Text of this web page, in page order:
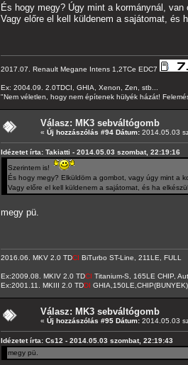
És hogy megy? Úgy mint a kormánynál,
Vagy előre el kell küldenem a sajátomat, és
2017.07. Renault Megane Intens 1,2TCe EDC7
Ex: 2004.09. 2.0TDCI, GHIA, Xenon, Zen, stb...
"Nem véletlen, hogy nem építenek hülyék házát!
Válasz: MK3 sebváltógomb
« Új hozzászólás #94 Dátum: 2014.05.03
Idézetet írta: Takiatti - 2014.05.03 szombat, 22:19:16
Szerintem is!
És hogy megy? Elküldöm a gombot, vagy úgy mint a
Vagy előre el kell küldenem a sajátomat, és ha
megy pü.
2016.06. MKV 2.0 TDCI BiTurbo ST-Line, 211LE, FULL
Ex:2009.08. MKIV 2.0 TDCI Titanium-S, 165LE CHIP,
Ex:2001.11. MKIII 2.0 TDDI
Válasz: MK3 sebváltógomb
« Új hozzászólás #95 Dátum: 2014.05.03
Idézetet írta: Cs12 - 2014.05.03 szombat, 22:19:43
megy pü.